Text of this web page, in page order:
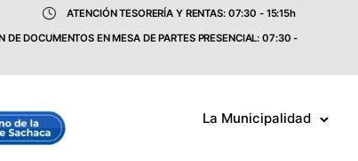
ATENCIÓN TESORERÍA Y RENTAS: 07:30 - 15:15h
DE DOCUMENTOS EN MESA DE PARTES PRESENCIAL: 07:30 -
La Municipalidad